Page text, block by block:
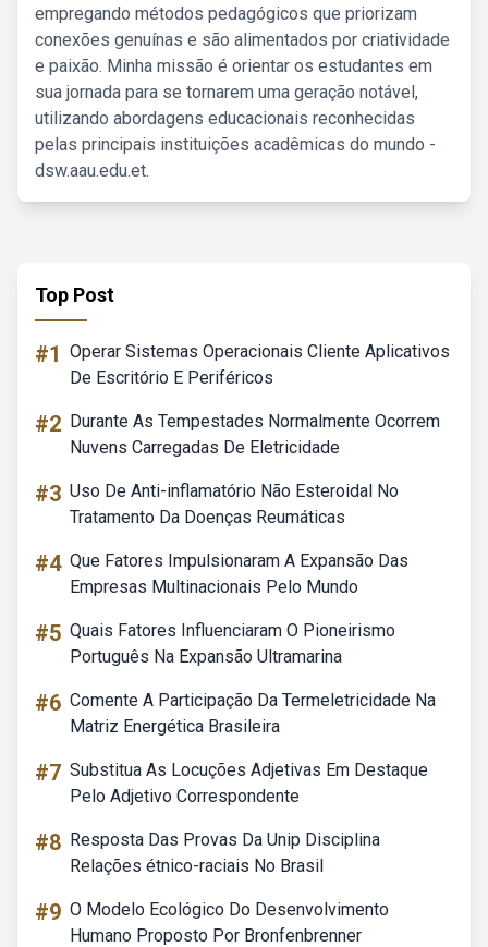
empregando métodos pedagógicos que priorizam
conexões genuínas e são alimentados por criatividade
e paixão. Minha missão é orientar os estudantes em
sua jornada para se tornarem uma geração notável,
utilizando abordagens educacionais reconhecidas
pelas principais instituições acadêmicas do mundo -
dsw.aau.edu.et.
Top Post
#1 Operar Sistemas Operacionais Cliente Aplicativos
De Escritório E Periféricos
#2 Durante As Tempestades Normalmente Ocorrem
Nuvens Carregadas De Eletricidade
#3 Uso De Anti-inflamatório Não Esteroidal No
Tratamento Da Doenças Reumáticas
#4 Que Fatores Impulsionaram A Expansão Das
Empresas Multinacionais Pelo Mundo
#5 Quais Fatores Influenciaram O Pioneirismo
Português Na Expansão Ultramarina
#6 Comente A Participação Da Termeletricidade Na
Matriz Energética Brasileira
#7 Substitua As Locuções Adjetivas Em Destaque
Pelo Adjetivo Correspondente
#8 Resposta Das Provas Da Unip Disciplina
Relações étnico-raciais No Brasil
#9 O Modelo Ecológico Do Desenvolvimento
Humano Proposto Por Bronfenbrenner